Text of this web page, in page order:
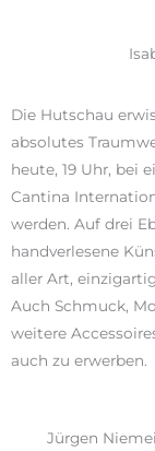
Die Hutschau
absolutes
heute, 19 Uhr, bei
Cantina
werden. Auf drei
handverlesene
aller Art,
Auch Schmuck,
weitere
auch zu erwerben.
Jürgen